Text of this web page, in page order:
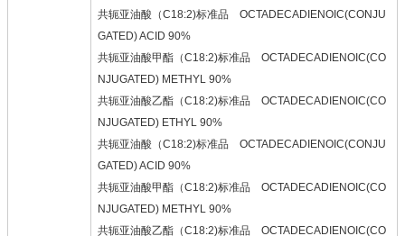
共轭亚油酸（C18:2)标准品 OCTADECADIENOIC(CONJU
GATED) ACID 90%
共轭亚油酸甲酯（C18:2)标准品 OCTADECADIENOIC(CO
NJUGATED) METHYL 90%
共轭亚油酸乙酯（C18:2)标准品 OCTADECADIENOIC(CO
NJUGATED) ETHYL 90%
共轭亚油酸（C18:2)标准品 OCTADECADIENOIC(CONJU
GATED) ACID 90%
共轭亚油酸甲酯（C18:2)标准品 OCTADECADIENOIC(CO
NJUGATED) METHYL 90%
共轭亚油酸乙酯（C18:2)标准品 OCTADECADIENOIC(CO